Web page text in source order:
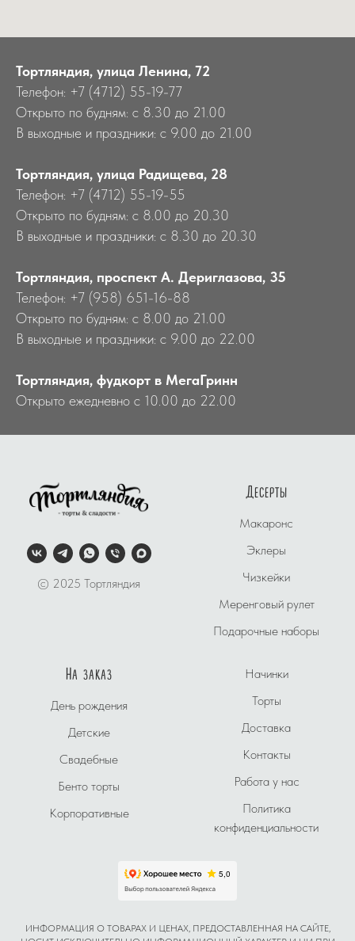
Тортляндия, улица Ленина, 72
Телефон: +7 (4712) 55-19-77
Открыто по будням: с 8.30 до 21.00
В выходные и праздники: с 9.00 до 21.00
Тортляндия, улица Радищева, 28
Телефон: +7 (4712) 55-19-55
Открыто по будням: с 8.00 до 20.30
В выходные и праздники: с 8.30 до 20.30
Тортляндия, проспект А. Дериглазова, 35
Телефон: +7 (958) 651-16-88
Открыто по будням: с 8.00 до 21.00
В выходные и праздники: с 9.00 до 22.00
Тортляндия, фудкорт в МегаГринн
Открыто ежедневно с 10.00 до 22.00
© 2025 Тортляндия
Десерты
Макаронс
Эклеры
Чизкейки
Меренговый рулет
Подарочные наборы
На заказ
День рождения
Детские
Свадебные
Бенто торты
Корпоративные
Начинки
Торты
Доставка
Контакты
Работа у нас
Политика
конфиденциальности
ИНФОРМАЦИЯ О ТОВАРАХ И ЦЕНАХ, ПРЕДОСТАВЛЕННАЯ НА САЙТЕ,